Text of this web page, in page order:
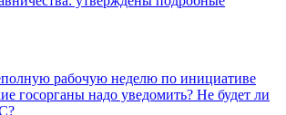
рабочую неделю по инициативе
госорганы надо уведомить? Не будет ли